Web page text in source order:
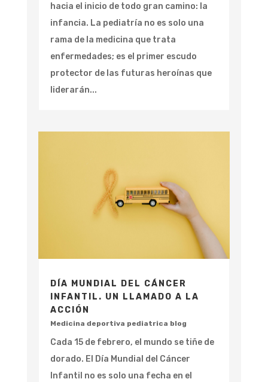
hacia el inicio de todo gran camino: la
infancia. La pediatría no es solo una
rama de la medicina que trata
enfermedades; es el primer escudo
protector de las futuras heroínas que
liderarán...
DÍA MUNDIAL DEL CÁNCER
INFANTIL. UN LLAMADO A LA
ACCIÓN
Medicina deportiva pediatrica blog
Cada 15 de febrero, el mundo se tiñe de
dorado. El Día Mundial del Cáncer
Infantil no es solo una fecha en el